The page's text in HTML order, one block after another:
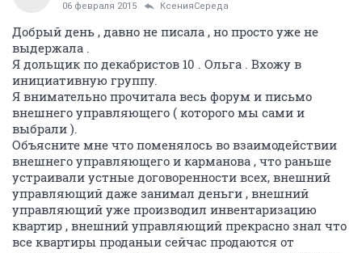
K
kitaez
member
Карманов хочет отвлечь наше внимание от себя,
нападая на Леляева Е.А. .
Наша задача сейчас не нападать на Леляева и прочих
непричастных к махинациям Скимса , а недать
скрыться Карманову и его шайке (Тарасенко
Ю.,Бахтиной Д.,и прочие мацкевичи ) с НАШИМИ
ДЕНЬГАМИ.